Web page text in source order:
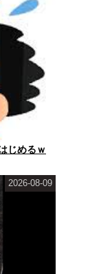
じめるｗ
2026-08-09